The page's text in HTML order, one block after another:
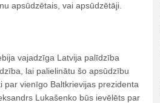
apsūdzētais, vai apsūdzētāji.
vajadzīga Latvija palīdzība
lai palielinātu šo apsūdzību
vienīgo Baltkrievijas prezidenta
Lukašenko būs ievēlēts par